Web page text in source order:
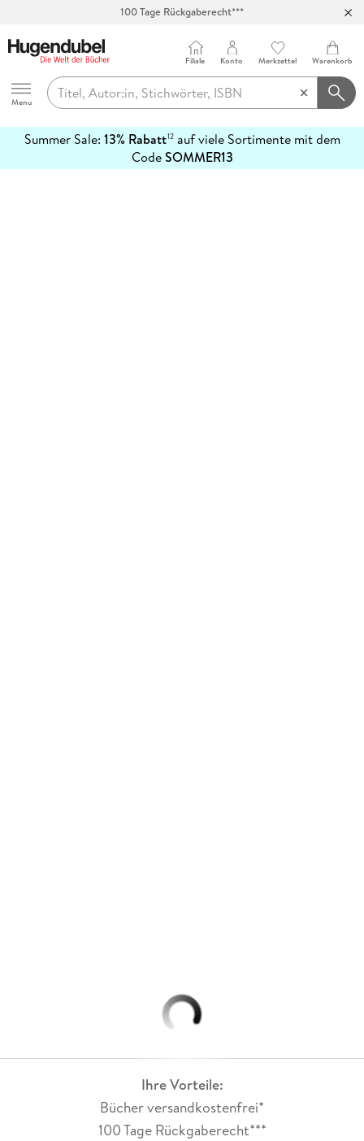
100 Tage Rückgaberecht***
Hugendubel
Menu
Filiale Konto Merkzettel Warenkorb
Summer Sale: 13% Rabatt12auf viele Sortimente mit dem
CodeSOMMER13
erfahren
Ihre Vorteile:
Bücher versandkostenfrei*
100 Tage Rückgaberecht***